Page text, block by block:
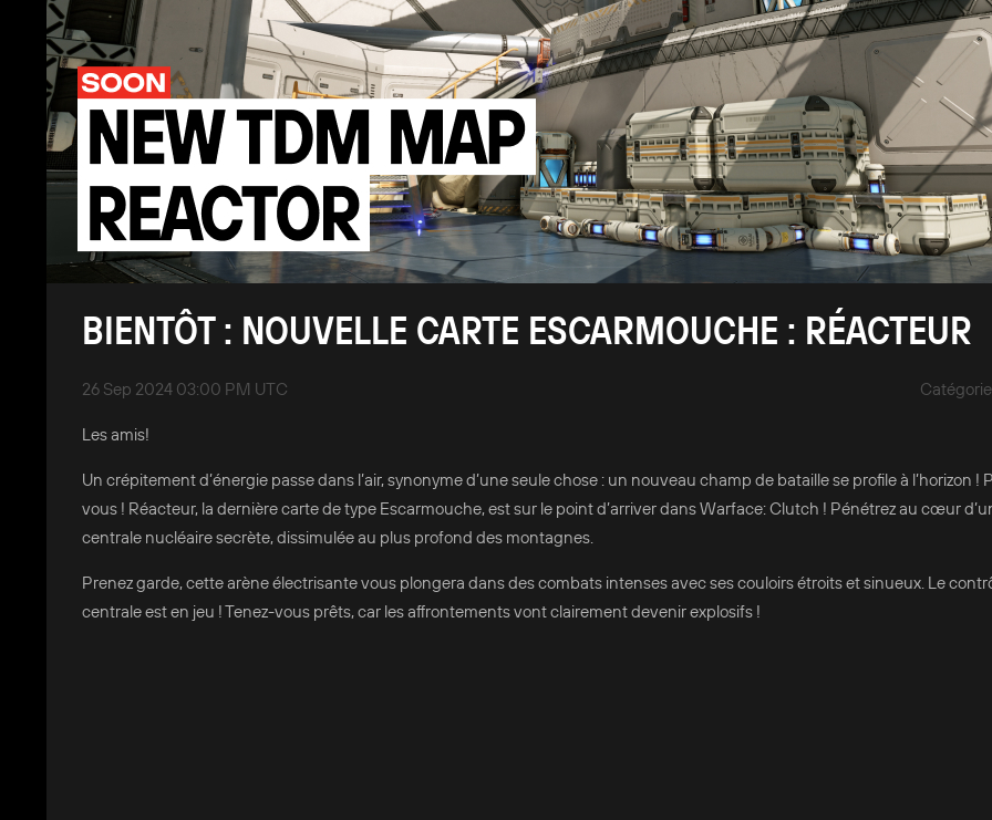
BIENTÔT : NOUVELLE CARTE ESCARMOUCHE : RÉACTEUR
Catégorie
26 Sep 2024 03:00 PM UTC
Les amis!
Un crépitement d’énergie passe dans l’air, synonyme d’une seule chose : un nouveau champ de bataille se profile à l’horizon !
vous ! Réacteur, la dernière carte de type Escarmouche, est sur le point d’arriver dans Warface: Clutch ! Pénétrez au cœur
centrale nucléaire secrète, dissimulée au plus profond des montagnes.
Prenez garde, cette arène électrisante vous plongera dans des combats intenses avec ses couloirs étroits et sinueux. Le
centrale est en jeu ! Tenez-vous prêts, car les affrontements vont clairement devenir explosifs !